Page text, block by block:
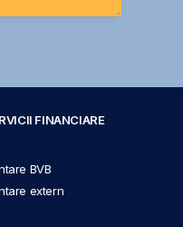
FINANCIARE
BVB
extern